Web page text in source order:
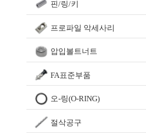
핀/링/키
프로파일 악세사리
압입볼트너트
FA표준부품
오-링(O-RING)
절삭공구